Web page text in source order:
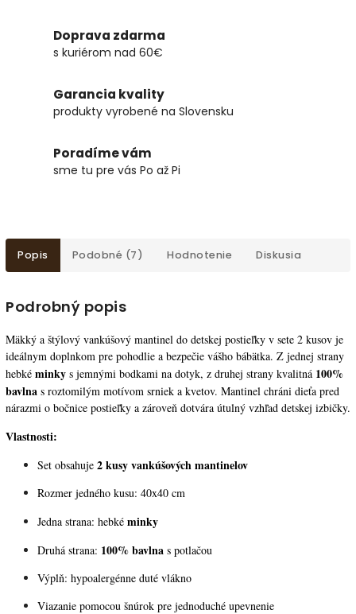
Doprava zdarma
s kuriérom nad 60€
Garancia kvality
produkty vyrobené na Slovensku
Poradíme vám
sme tu pre vás Po až Pi
Popis Podobné (7) Hodnotenie Diskusia
Podrobný popis
Mäkký a štýlový vankúšový mantinel do detskej postieľky v sete 2 kusov je
ideálnym doplnkom pre pohodlie a bezpečie vášho bábätka. Z jednej strany
hebké minky s jemnými bodkami na dotyk, z druhej strany kvalitná 100%
bavlna s roztomilým motívom srniek a kvetov. Mantinel chráni dieťa pred
nárazmi o bočnice postieľky a zároveň dotvára útulný vzhľad detskej izbičky.
Vlastnosti:
Set obsahuje 2 kusy vankúšových mantinelov
Rozmer jedného kusu: 40x40 cm
Jedna strana: hebké minky
Druhá strana: 100% bavlna s potlačou
Výplň: hypoalergénne duté vlákno
Viazanie pomocou šnúrok pre jednoduché upevnenie